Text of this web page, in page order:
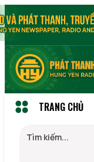
TRANG CHỦ